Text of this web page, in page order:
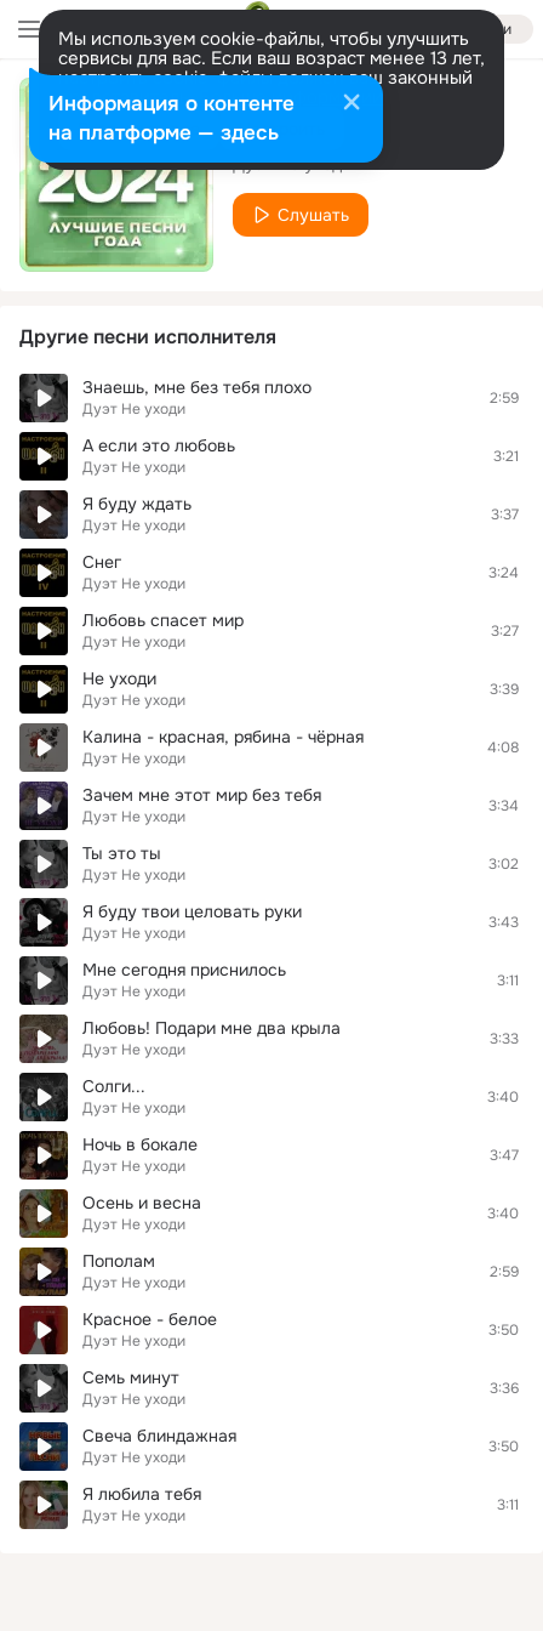
Войти
Мы используем cookie-файлы, чтобы улучшить
сервисы для вас. Если ваш возраст менее 13 лет,
настроить cookie-файлы должен ваш законный
представитель. Больше информации
Разрешить все Настроить
Красное - белое
Дуэт Не уходи
Слушать
Другие песни исполнителя
Знаешь, мне без тебя плохо
Дуэт Не уходи
2:59
А если это любовь
Дуэт Не уходи
3:21
Я буду ждать
Дуэт Не уходи
3:37
Снег
Дуэт Не уходи
3:24
Любовь спасет мир
Дуэт Не уходи
3:27
Не уходи
Дуэт Не уходи
3:39
Калина - красная, рябина - чёрная
Дуэт Не уходи
4:08
Зачем мне этот мир без тебя
Дуэт Не уходи
3:34
Ты это ты
Дуэт Не уходи
3:02
Я буду твои целовать руки
Дуэт Не уходи
3:43
Мне сегодня приснилось
Дуэт Не уходи
3:11
Любовь! Подари мне два крыла
Дуэт Не уходи
3:33
Солги...
Дуэт Не уходи
3:40
Ночь в бокале
Дуэт Не уходи
3:47
Осень и весна
Дуэт Не уходи
3:40
Пополам
Дуэт Не уходи
2:59
Красное - белое
Дуэт Не уходи
3:50
Семь минут
Дуэт Не уходи
3:36
Свеча блиндажная
Дуэт Не уходи
3:50
Я любила тебя
Дуэт Не уходи
3:11
Информация о контенте
на платформе — здесь